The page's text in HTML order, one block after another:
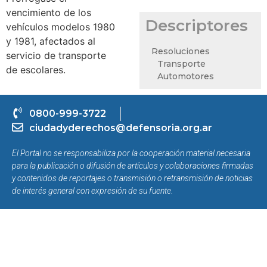
vencimiento de los
vehículos modelos 1980
y 1981, afectados al
servicio de transporte
de escolares.
Descriptores
Resoluciones
Transporte
Automotores
0800-999-3722
ciudadyderechos@defensoria.org.ar
El Portal no se responsabiliza por la cooperación material necesaria
para la publicación o difusión de artículos y colaboraciones firmadas
y contenidos de reportajes o transmisión o retransmisión de noticias
de interés general con expresión de su fuente.